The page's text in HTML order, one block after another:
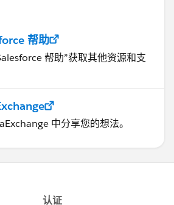
帮助
帮助”获取其他资源和支
中分享您的想法。